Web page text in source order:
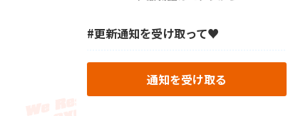
#更新通知を受け取って♥
通知を受け取る